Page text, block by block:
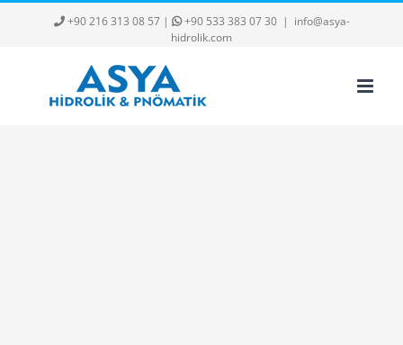
+90 216 313 08 57| +90 533 383 07 30 | info@asya-
hidrolik.com